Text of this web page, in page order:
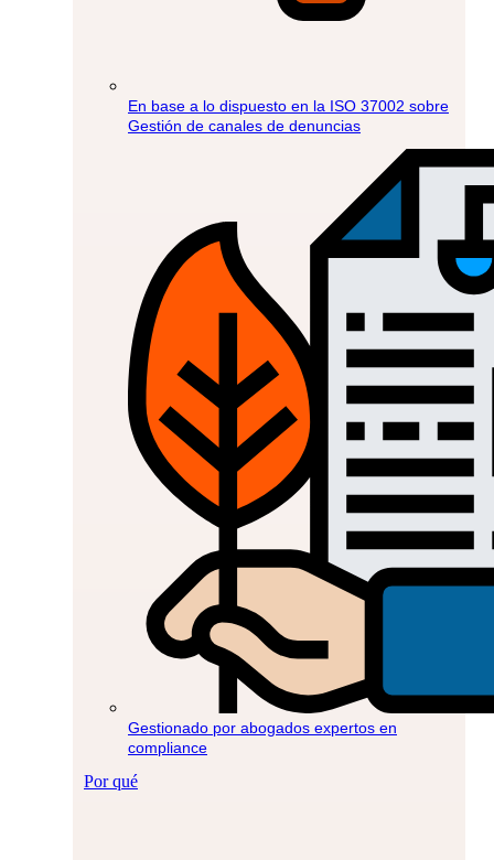
En base a lo dispuesto en la ISO 37002 sobre
Gestión de canales de denuncias
Gestionado por abogados expertos en
compliance
Por qué